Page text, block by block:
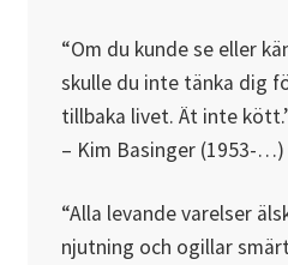
“Om du kunde se eller
skulle du inte tänka dig
tillbaka livet. Ät inte
– Kim Basinger (1953-…)
“Alla levande varelser
njutning och ogillar